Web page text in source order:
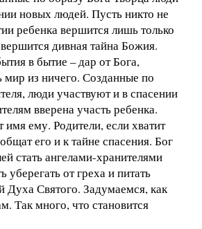
новых людей. Пусть никто не
ребенка вершится лишь только
дивная тайна Божия.
в бытие – дар от Бога,
мир из ничего. Созданные по
люди участвуют и в спасении
вверена участь ребенка.
имя ему. Родители, если хватит
его и к тайне спасения. Бог
стать ангелами-хранителями
уберегать от греха и питать
Духа Святого. Задумаемся, как
Так много, что становится